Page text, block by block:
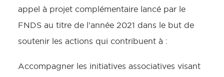
appel à projet complémentaire lancé par le
FNDS au titre de l’année 2021 dans le but de
soutenir les actions qui contribuent à :
Accompagner les initiatives associatives visant